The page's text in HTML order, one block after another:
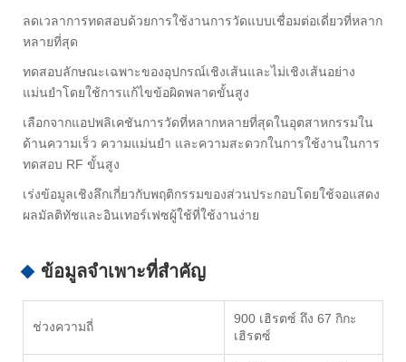
ลดเวลาการทดสอบด้วยการใช้งานการวัดแบบเชื่อมต่อเดี่ยวที่หลาก
หลายที่สุด
ทดสอบลักษณะเฉพาะของอุปกรณ์เชิงเส้นและไม่เชิงเส้นอย่าง
แม่นยำโดยใช้การแก้ไขข้อผิดพลาดขั้นสูง
เลือกจากแอปพลิเคชันการวัดที่หลากหลายที่สุดในอุตสาหกรรมใน
ด้านความเร็ว ความแม่นยำ และความสะดวกในการใช้งานในการ
ทดสอบ RF ขั้นสูง
เร่งข้อมูลเชิงลึกเกี่ยวกับพฤติกรรมของส่วนประกอบโดยใช้จอแสดง
ผลมัลติทัชและอินเทอร์เฟซผู้ใช้ที่ใช้งานง่าย
ข้อมูลจำเพาะที่สำคัญ
ช่วงความถี่
900 เฮิรตซ์ ถึง 67 กิกะ
เฮิรตซ์